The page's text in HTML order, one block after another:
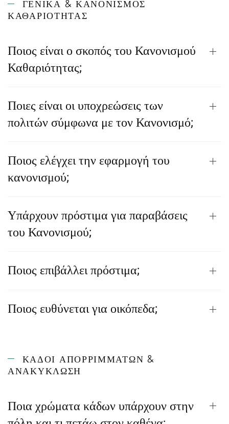
ΓΕΝΙΚΆ & ΚΑΝΟΝΙΣΜΌΣ
ΚΑΘΑΡΙΌΤΗΤΑΣ
Ποιος είναι ο σκοπός του Κανονισμού
Καθαριότητας;
Ποιες είναι οι υποχρεώσεις των
πολιτών σύμφωνα με τον Κανονισμό;
Ποιος ελέγχει την εφαρμογή του
κανονισμού;
Υπάρχουν πρόστιμα για παραβάσεις
του Κανονισμού;
Ποιος επιβάλλει πρόστιμα;
Ποιος ευθύνεται για οικόπεδα;
ΚΆΔΟΙ ΑΠΟΡΡΙΜΜΆΤΩΝ &
ΑΝΑΚΎΚΛΩΣΗ
Ποια χρώματα κάδων υπάρχουν στην